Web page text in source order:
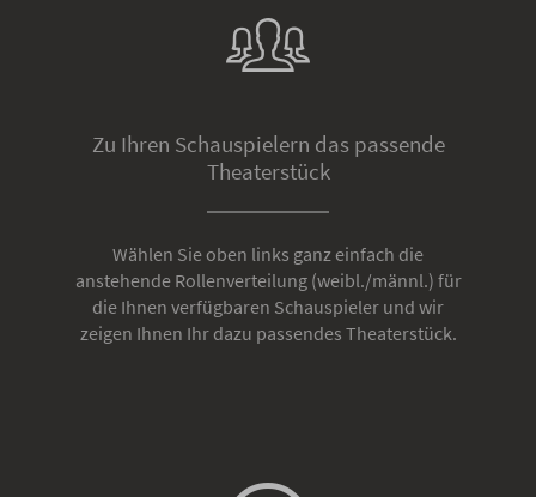
Zu Ihren Schauspielern das passende
Theaterstück
Wählen Sie oben links ganz einfach die
anstehende Rollenverteilung (weibl./männl.) für
die Ihnen verfügbaren Schauspieler und wir
zeigen Ihnen Ihr dazu passendes Theaterstück.